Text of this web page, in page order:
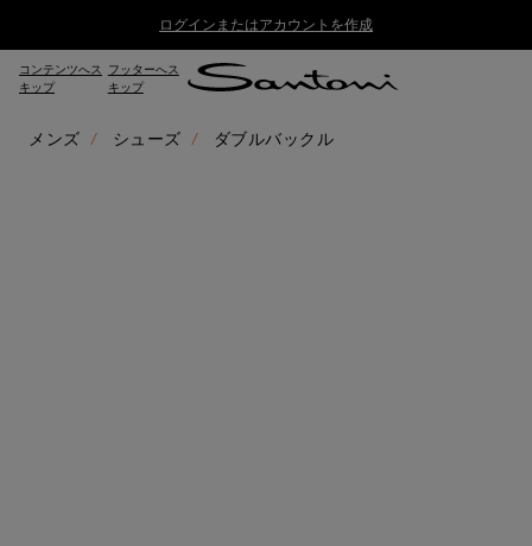
ログインまたはアカウントを作成
コンテンツへス
キップ
フッターへス
キップ
メンズ シューズ ダブルバックル